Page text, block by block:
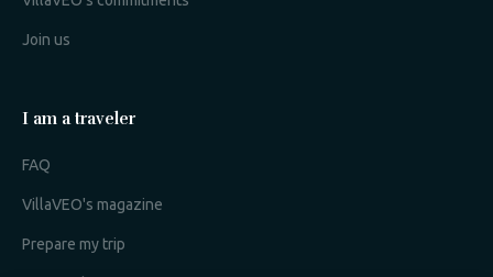
Join us
I am a traveler
FAQ
VillaVEO's magazine
Prepare my trip